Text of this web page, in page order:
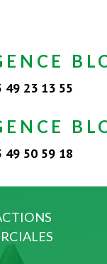
49 23 13 55
49 50 59 18